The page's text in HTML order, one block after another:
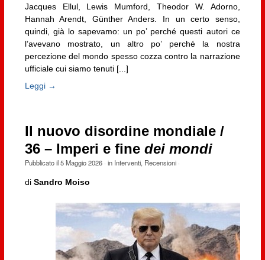
Jacques Ellul, Lewis Mumford, Theodor W. Adorno,
Hannah Arendt, Günther Anders. In un certo senso,
quindi, già lo sapevamo: un po’ perché questi autori ce
l’avevano mostrato, un altro po’ perché la nostra
percezione del mondo spesso cozza contro la narrazione
ufficiale cui siamo tenuti [...]
Leggi →
Il nuovo disordine mondiale /
36 – Imperi e fine dei mondi
Pubblicato il5 Maggio 2026· in Interventi, Recensioni·
di Sandro Moiso